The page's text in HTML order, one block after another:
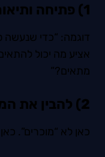
1) פתיחה ותיאום ציפיות - דקה
דוגמה: “כדי
אציע מה יכול
מתאים?”
2) להבין את המצב היום - 5–10 דקות
כאן לא “מוכרים”.